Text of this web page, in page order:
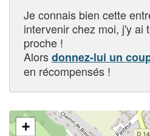
Je connais bien cette
intervenir chez moi, j'y ai
proche !
Alorsdonnez-lui un
en récompensés !
+